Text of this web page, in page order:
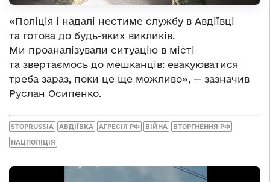
«Поліція і надалі нестиме службу в Авдіївці
та готова до будь-яких викликів.
Ми проаналізували ситуацію в місті
та звертаємось до мешканців: евакуюватися
треба зараз, поки це ще можливо», — зазначив
Руслан Осипенко.
STOPRUSSIA АВДІЇВКА АГРЕСІЯ РФ ВІЙНА ВТОРГНЕННЯ РФ
НАЦПОЛІЦІЯ